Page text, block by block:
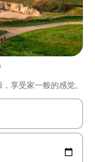
享受家一般的感觉。
，或通过点击或滑动手势